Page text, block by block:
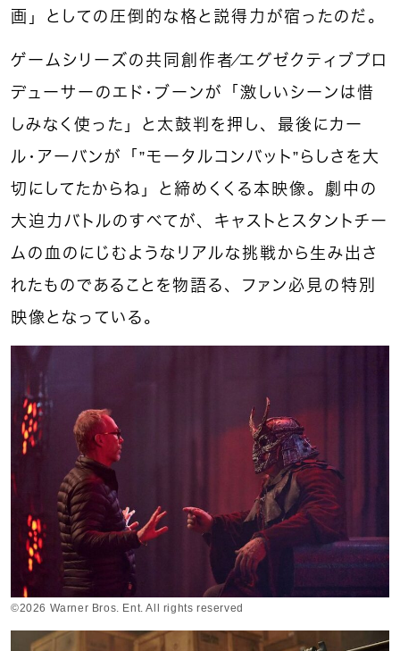
画」としての圧倒的な格と説得力が宿ったのだ。
ゲームシリーズの共同創作者／エグゼクティブプロ
デューサーのエド・ブーンが「激しいシーンは惜
しみなく使った」と太鼓判を押し、最後にカー
ル・アーバンが「”モータルコンバット”らしさを大
切にしてたからね」と締めくくる本映像。劇中の
大迫力バトルのすべてが、キャストとスタントチー
ムの血のにじむようなリアルな挑戦から生み出さ
れたものであることを物語る、ファン必見の特別
映像となっている。
©2026 Warner Bros. Ent. All rights reserved